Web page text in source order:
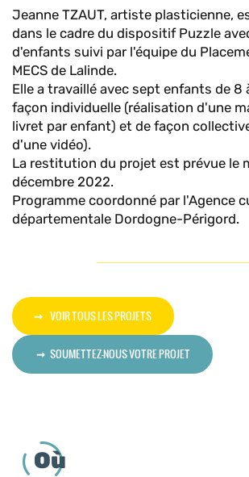
Jeanne TZAUT, artiste plasticienne,
dans le cadre du dispositif Puzzle
d'enfants suivi par l'équipe du
MECS de Lalinde.
Elle a travaillé avec sept enfants de 8
façon individuelle (réalisation d'une
livret par enfant) et de façon
d'une vidéo).
La restitution du projet est prévue le
décembre 2022.
Programme coordonné par l'Agence
départementale Dordogne-Périgord.
VOIR TOUS LES PROJETS
SOUMETTEZ-NOUS VOTRE PROJET
Où